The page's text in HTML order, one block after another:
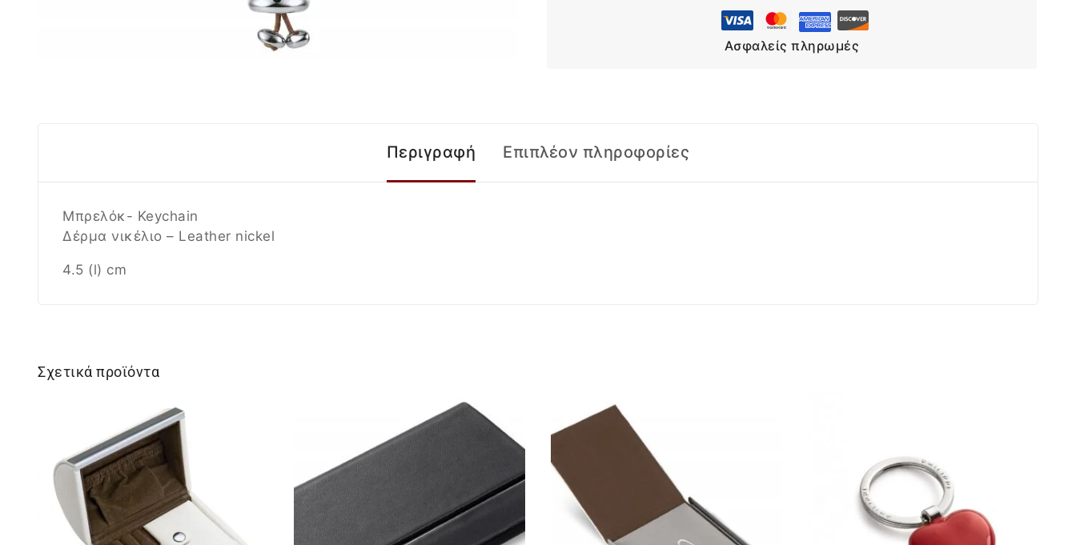
Ασφαλείς πληρωμές
Περιγραφή Επιπλέον πληροφορίες
Μπρελόκ- Keychain
Δέρμα νικέλιο – Leather nickel
4.5 (l) cm
Σχετικά προϊόντα